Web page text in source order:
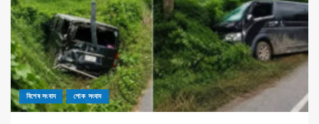
বিশেষ সংবাদ শোক সংবাদ